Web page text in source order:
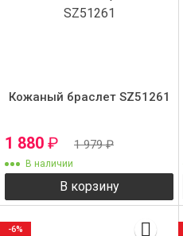
Кожаный браслет SZ51261
1 880 ₽ 1 979₽
В наличии
В корзину
-6%